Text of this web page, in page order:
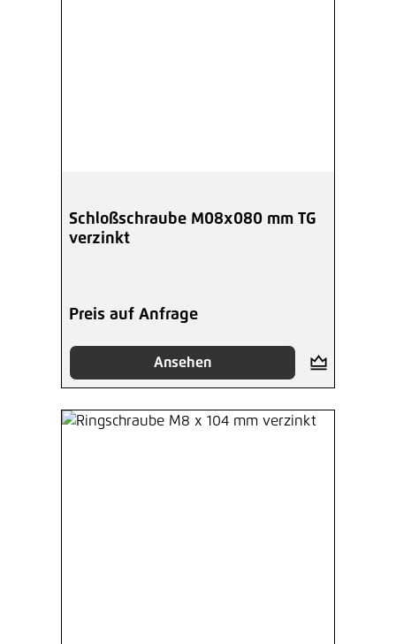
Schloßschraube M08x080 mm TG
verzinkt
Preis auf Anfrage
Ansehen